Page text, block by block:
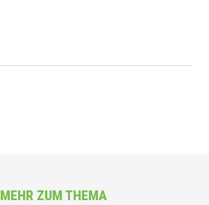
MEHR ZUM THEMA